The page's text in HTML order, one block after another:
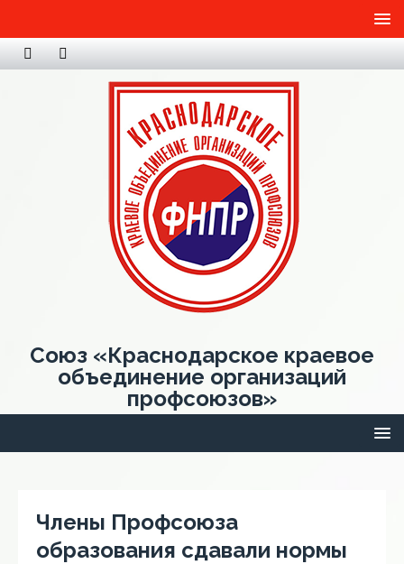
Союз «Краснодарское краевое
объединение организаций
профсоюзов»
Члены Профсоюза
образования сдавали нормы